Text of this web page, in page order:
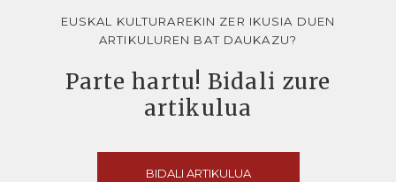
EUSKAL KULTURAREKIN ZER IKUSIA DUEN
ARTIKULUREN BAT DAUKAZU?
Parte hartu! Bidali zure
artikulua
BIDALI ARTIKULUA